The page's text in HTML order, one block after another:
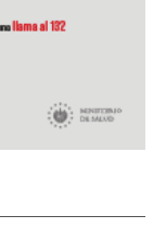
asilo